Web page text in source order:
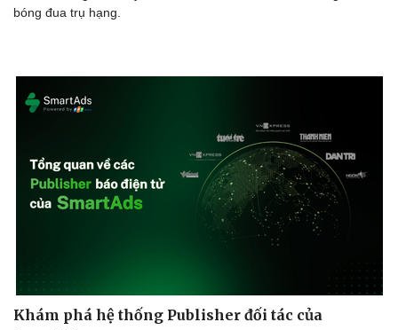
Thông tin doanh nghiệp
Vì cộng đồng
Tin Công nghệ
Trải nghiệm
Chuyển đổi số
bóng đua trụ hạng.
Khám phá hệ thống Publisher đối tác của